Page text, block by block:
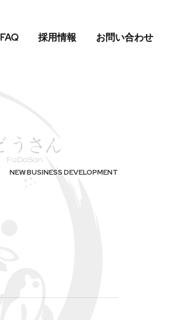
FAQ 採用情報 お問い合わせ
NEW BUSINESS DEVELOPMENT